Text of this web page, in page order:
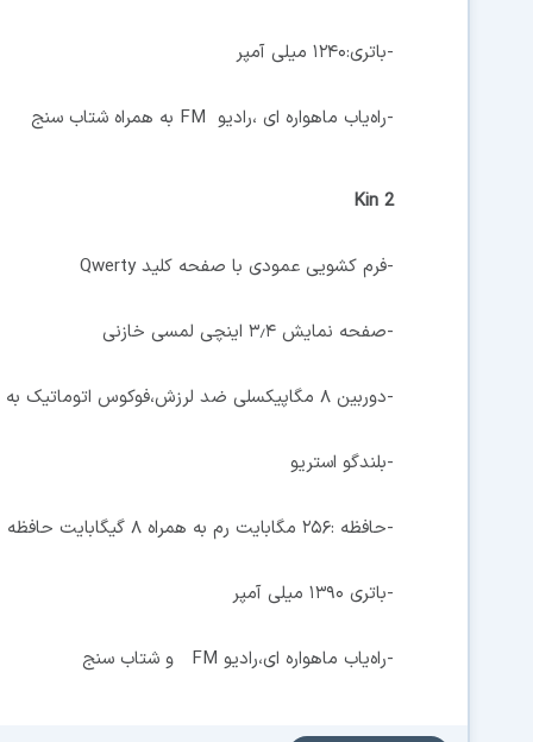
-باتری:۱۲۴۰ میلی آمپر
-راه‌یاب ماهواره ای ،رادیو FM به همراه شتاب سنج
Kin 2
-فرم کشویی عمودی با صفحه کلید Qwerty
-صفحه نمایش ۳٫۴ اینچی لمسی خازنی
-دوربین ۸ مگاپیکسلی ضد لرزش،فوکوس اتوماتیک به همراه فلاش
-بلندگو استریو
-حافظه :۲۵۶ مگابایت رم به همراه ۸ گیگابایت حافظه داخلی
-باتری ۱۳۹۰ میلی آمپر
-راه‌یاب ماهواره ای،رادیو FM و شتاب سنج